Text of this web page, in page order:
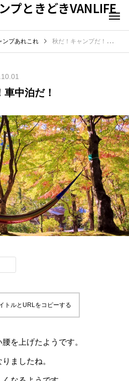
プときどきVANLIFE
ンプあれこれ 秋だ！キャンプだ！車中泊だ！
中泊だ！
トルとURLをコピーする
を上げたようです。
ましたね。